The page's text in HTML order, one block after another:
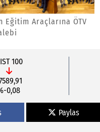
Eğitim Araçlarına ÖTV
100
0,08
Paylas